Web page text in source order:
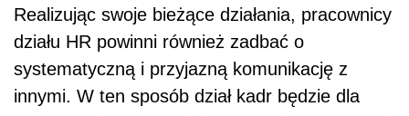
Realizując swoje bieżące działania, pracownicy
działu HR powinni również zadbać o
systematyczną i przyjazną komunikację z
innymi. W ten sposób dział kadr będzie dla